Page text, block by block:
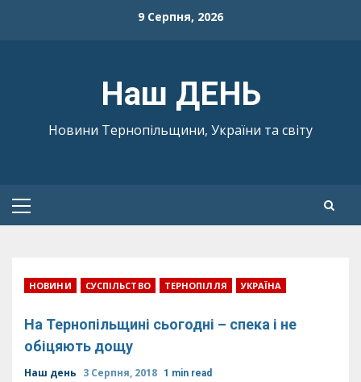
9 Серпня, 2026
Наш ДЕНЬ
Новини Тернопільщини, України та світу
Primary
НОВИНИ СУСПІЛЬСТВО ТЕРНОПІЛЛЯ УКРАЇНА
На Тернопільщині сьогодні – спека і не
обіцяють дощу
Наш день 3 Серпня, 2018 1 min read